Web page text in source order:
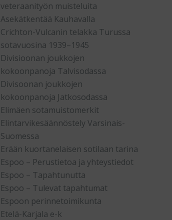
veteraanityön muisteluita
Asekätkentää Kauhavalla
Crichton-Vulcanin telakka Turussa
sotavuosina 1939–1945
Divisioonan joukkojen
kokoonpanoja Talvisodassa
Divisoonan joukkojen
kokoonpanoja Jatkosodassa
Elimäen sotamuistomerkit
Elintarvikesäännöstely Varsinais-
Suomessa
Erään kuortanelaisen sotilaan tarina
Espoo – Perustietoa ja yhteystiedot
Espoo – Tapahtunutta
Espoo – Tulevat tapahtumat
Espoon perinnetoimikunta
Etelä-Karjala e-k